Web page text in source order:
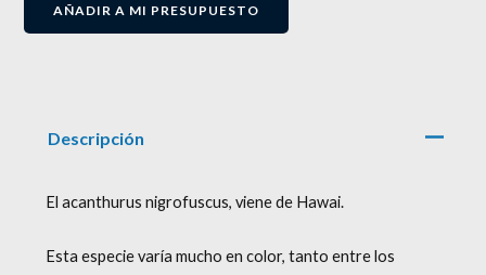
AÑADIR A MI PRESUPUESTO
Descripción
El acanthurus nigrofuscus, viene de Hawai.
Esta especie varía mucho en color, tanto entre los